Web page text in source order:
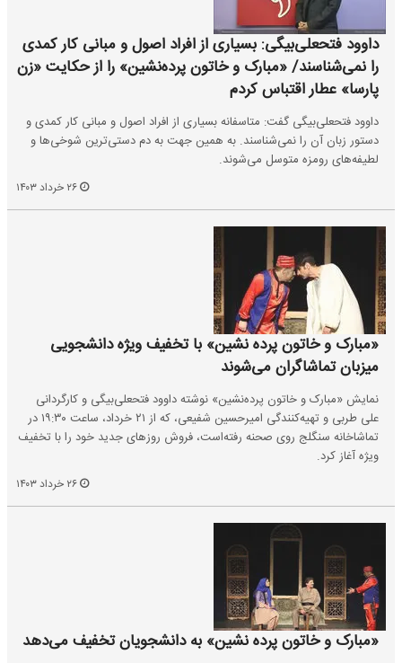
داوود فتحعلی‌بیگی: بسیاری از افراد اصول و مبانی کار کمدی
را نمی‌شناسند/ «مبارک و خاتون پرده‌نشین» را از حکایت «زن
پارسا» عطار اقتباس کردم
داوود فتحعلی‌بیگی گفت: متاسفانه بسیاری از افراد اصول و مبانی کار کمدی و
دستور زبان آن را نمی‌شناسند. به همین جهت به دم دستی‌ترین شوخی‌ها و
لطیفه‌های رومزه متوسل می‌شوند.
«مبارک و خاتون پرده نشین» با تخفیف ویژه دانشجویی
میزبان تماشاگران می‌‎شوند
نمایش «مبارک و خاتون پرده‌نشین» نوشته داوود فتحعلی‌بیگی و کارگردانی
علی طربی و تهیه‌کنندگی امیرحسین شفیعی، که از ۲۱ خرداد، ساعت ۱۹:۳۰ در
تماشاخانه سنگلج روی صحنه رفته‌است، فروش روزهای جدید خود را با تخفیف
ویژه آغاز کرد.
«مبارک و خاتون پرده نشین» به دانشجویان تخفیف می‌دهد